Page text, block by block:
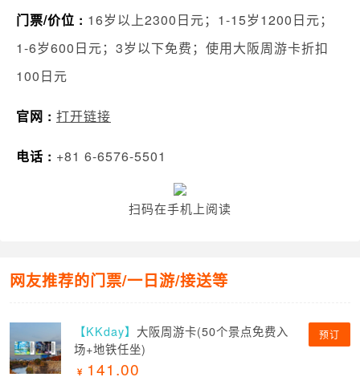
门票/价位 : 16岁以上2300日元；1-15岁1200日元；
1-6岁600日元；3岁以下免费；使用大阪周游卡折扣
100日元
官网 : 打开链接
电话 : +81 6-6576-5501
扫码在手机上阅读
网友推荐的门票/一日游/接送等
【KKday】 大阪周游卡(50个景点免费入
场+地铁任坐)
141.00
预订